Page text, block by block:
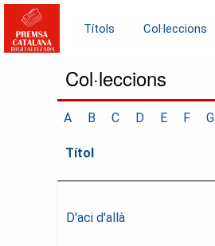
Títols Col·leccions
Col·leccions
A B C D E F G
Títol
D'aci d'allà